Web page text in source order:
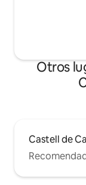
Otros
Castell de